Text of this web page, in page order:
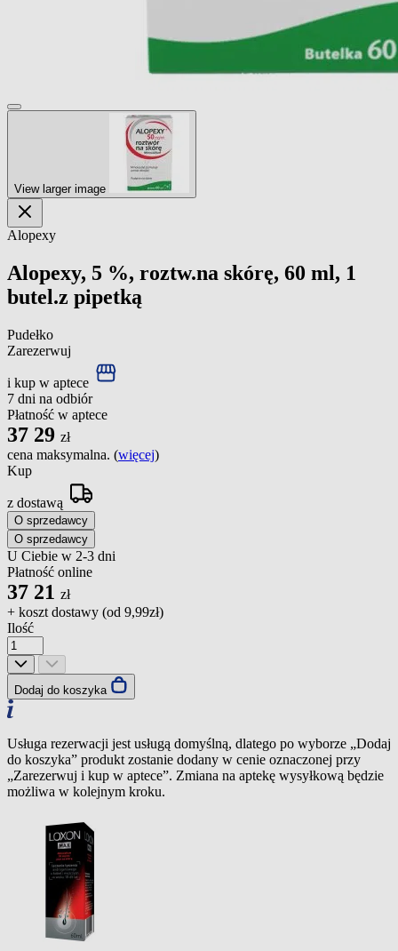
View larger image
Alopexy
Alopexy, 5 %, roztw.na skórę, 60 ml, 1
butel.z pipetką
Pudełko
Zarezerwuj
i kup w aptece
7 dni na odbiór
Płatność w aptece
37 29 zł
cena maksymalna. (więcej)
Kup
z dostawą
O sprzedawcy
O sprzedawcy
U Ciebie w 2-3 dni
Płatność online
37 21 zł
+ koszt dostawy (od 9,99zł)
Ilość
Dodaj do koszyka
Usługa rezerwacji jest usługą domyślną, dlatego po wyborze „Dodaj
do koszyka” produkt zostanie dodany w cenie oznaczonej przy
„Zarezerwuj i kup w aptece”. Zmiana na aptekę wysyłkową będzie
możliwa w kolejnym kroku.